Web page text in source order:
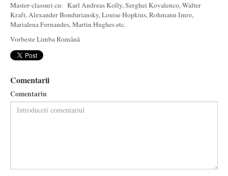
Master-classuri cu: Karl Andreas Kolly, Serghei Kovalenco, Walter
Kraft, Alexander Bonduriansky, Louise Hopkins, Rohmann Imre,
Marialena Fernandes, Martin Hughes etc.
Vorbeste Limba Română
Comentarii
Comentariu